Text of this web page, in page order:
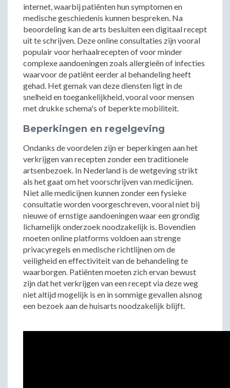
internet, waarbij patiënten hun symptomen en
medische geschiedenis kunnen bespreken. Na
beoordeling kan de arts besluiten een digitaal recept
uit te schrijven. Deze online consultaties zijn vooral
populair voor herhaalrecepten of voor minder
complexe aandoeningen zoals allergieën of infecties
waarvoor de patiënt eerder al behandeling heeft
gehad. Het gemak van deze diensten ligt in de
snelheid en toegankelijkheid, vooral voor mensen
met drukke schema's of beperkte mobiliteit.
Beperkingen en regelgeving
Ondanks de voordelen zijn er beperkingen aan het
verkrijgen van recepten zonder een traditionele
artsenbezoek. In Nederland is de wetgeving strikt
als het gaat om het voorschrijven van medicijnen.
Niet alle medicijnen kunnen zonder een fysieke
consultatie worden voorgeschreven, vooral niet bij
nieuwe of ernstige aandoeningen waar een grondig
lichamelijk onderzoek noodzakelijk is. Bovendien
moeten online platforms voldoen aan strenge
privacyregels en medische richtlijnen om de
veiligheid en effectiviteit van de behandeling te
waarborgen. Patiënten moeten zich ervan bewust
zijn dat het verkrijgen van een recept via deze weg
niet altijd mogelijk is en in sommige gevallen alsnog
een bezoek aan de huisarts noodzakelijk blijft.